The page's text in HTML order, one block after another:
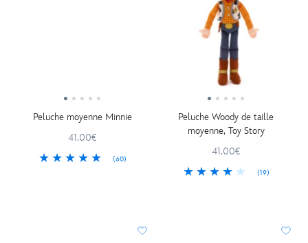
Peluche moyenne Minnie
41.00€
(60)
Peluche Woody de taille
moyenne, Toy Story
41.00€
(19)